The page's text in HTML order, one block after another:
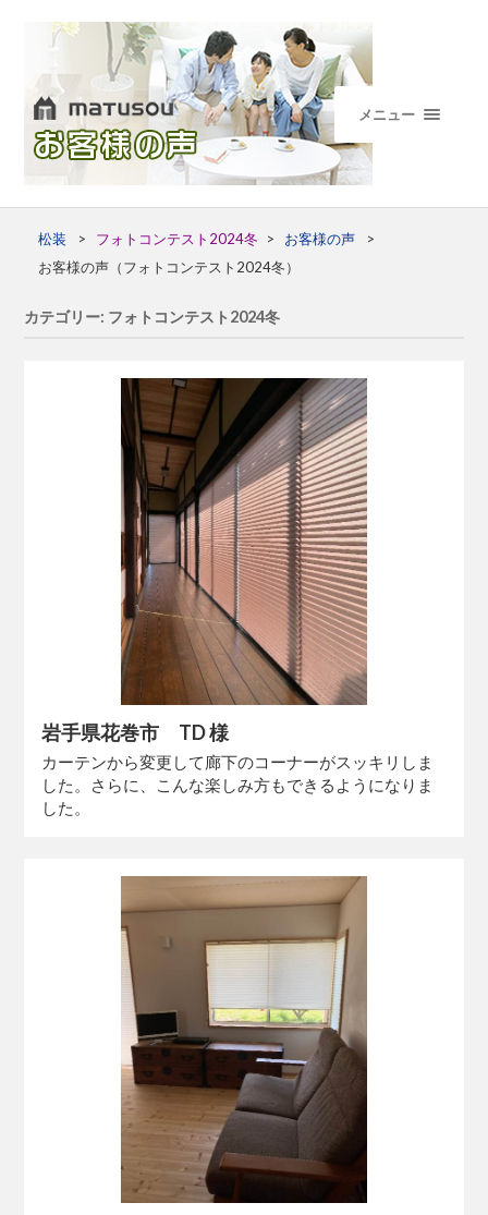
メニュー
松装 > フォトコンテスト2024冬 > お客様の声
>
お客様の声（フォトコンテスト2024冬）
カテゴリー: フォトコンテスト2024冬
岩手県花巻市 TD 様
カーテンから変更して廊下のコーナーがスッキリしま
した。さらに、こんな楽しみ方もできるようになりま
した。